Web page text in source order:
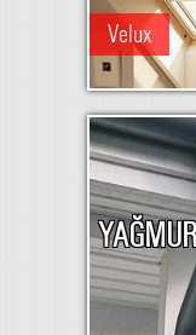
Velux